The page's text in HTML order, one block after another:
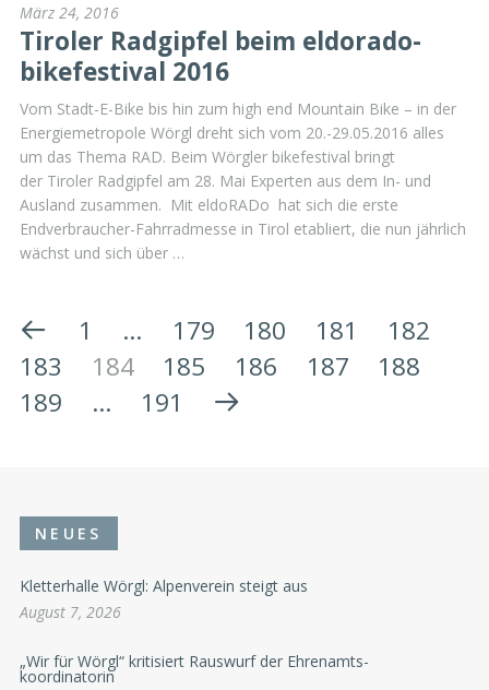
März 24, 2016
Tiroler Radgipfel beim eldorado-
bikefestival 2016
Vom Stadt-E-Bike bis hin zum high end Mountain Bike – in der
Energiemetropole Wörgl dreht sich vom 20.-29.05.2016 alles
um das Thema RAD. Beim Wörgler bikefestival bringt
der Tiroler Radgipfel am 28. Mai Experten aus dem In- und
Ausland zusammen. Mit eldoRADo hat sich die erste
Endverbraucher-Fahrradmesse in Tirol etabliert, die nun jährlich
wächst und sich über …
1 … 179 180 181
182
183
184 185 186 187
188
189
… 191
NEUES
Kletterhalle Wörgl: Alpenverein steigt aus
August 7, 2026
„Wir für Wörgl“ kritisiert Rauswurf der Ehrenamts-
koordinatorin